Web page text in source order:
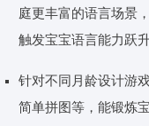
庭更丰富的语言场景
触发宝宝语言能力跃升
针对不同月龄设计游
简单拼图等，能锻炼